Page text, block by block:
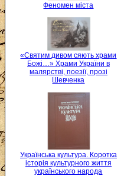
Феномен міста
«Святим дивом сяють храми
Божі…» Храми України в
малярстві, поезії, прозі
Шевченка
Українська культура. Коротка
історія культурного життя
українського народа